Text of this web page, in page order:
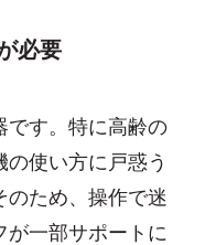
必要
です。特に高齢の
使い方に戸惑う
のため、操作で迷
が一部サポートに